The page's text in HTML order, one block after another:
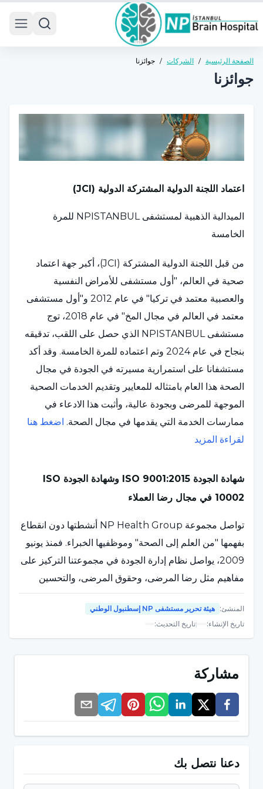
الصفحة الرئيسية / الشركات / جوائزنا
جوائزنا
اعتماد اللجنة الدولية المشتركة الدولية (JCI)
الميدالية الذهبية لمستشفى NPISTANBUL للمرة
الخامسة
من قبل اللجنة الدولية المشتركة (JCI)، أكبر جهة اعتماد
صحية في العالم، "أول مستشفى للأمراض النفسية
والعصبية معتمد في تركيا" في عام 2012 و"أول مستشفى
معتمد في العالم في مجال المخ" في عام 2018، توج
مستشفى NPISTANBUL الذي حصل على اللقب، تدقيقه
بنجاح في عام 2024 وتم اعتماده للمرة الخامسة. وقد أكد
مستشفانا على استمرارية مسيرته في الجودة في مجال
الصحة هذا العام بامتثاله للمعايير وتقديم الخدمات الصحية
الموجهة للمرضى وبجودة عالية، وأثبت هذا الادعاء في
ممارسات الخدمة التي يقدمها في مجال الصحة. اضغط هنا
لقراءة المزيد
شهادة الجودة ISO 9001:2015 وشهادة الجودة ISO
10002 في مجال رضا العملاء
تواصل مجموعة NP Health Group أنشطتها دون انقطاع
بفهمها "من العلم إلى الصحة" وموظفيها الخبراء. فمنذ يونيو
2009، يواصل نظام إدارة الجودة في مجموعتنا التركيز على
مفاهيم مثل رضا المرضى، وحقوق المرضى، والتحسين
المستمر، وتخطيط الإجراءات التصحيحية والوقائية، وسلامة
المرضى والموظفين، والأخلاقيات في مجال الصحة، والتي
توليها المعايير الدولية أهمية كبيرة في مجال الصحة.
حصل مستشفى NPISTANBUL على "جائزة احترام
الإنسانية لعام 2019". حصل مستشفى NPISTANBUL،
البشرية في تركيا Kariyer.net.
المنشئ: هيئة تحرير مستشفى NP إسطنبول الوطني
تاريخ الإنشاء:
|تاريخ التحديث:
مشاركة
دعنا نتصل بك